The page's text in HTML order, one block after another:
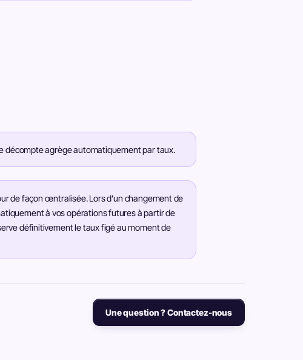
décompte agrège automatiquement par taux.
de façon centralisée. Lors d’un changement de
à vos opérations futures à partir de
définitivement le taux figé au moment de
Une question ? Contactez-nous